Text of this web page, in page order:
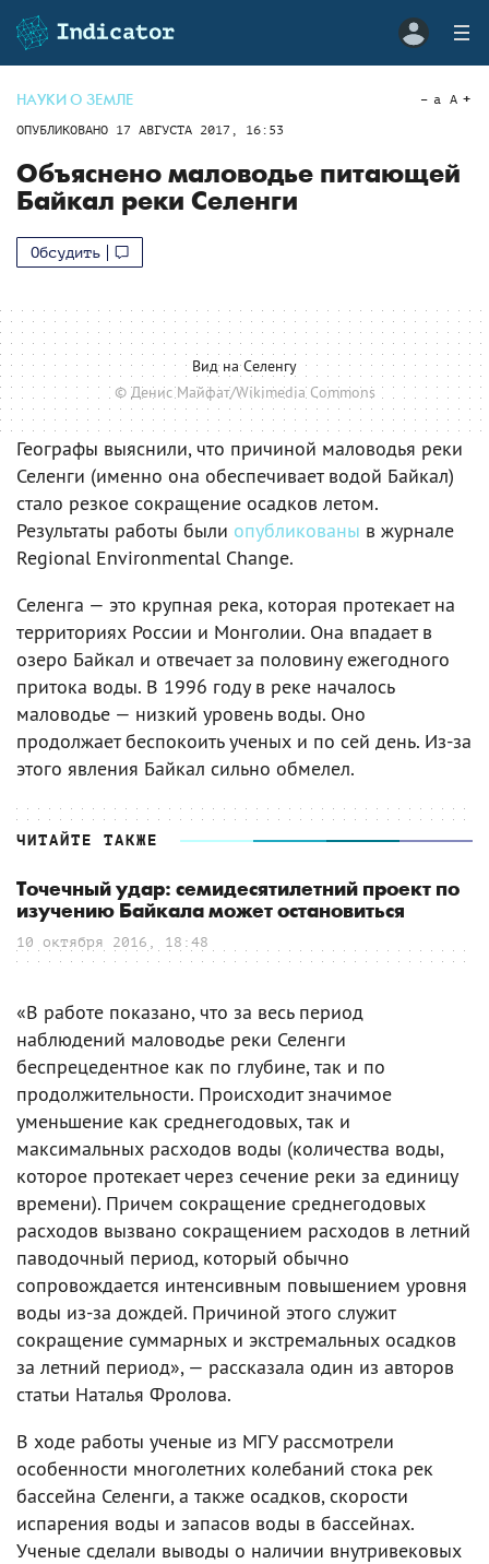
НАУКИ О ЗЕМЛЕ
ОПУБЛИКОВАНО 17 АВГУСТА 2017, 16:53
a A
Объяснено маловодье питающей
Байкал реки Селенги
Обсудить
Вид на Селенгу
© Денис Майфат/Wikimedia Commons
Географы выяснили, что причиной маловодья реки
Селенги (именно она обеспечивает водой Байкал)
стало резкое сокращение осадков летом.
Результаты работы были опубликованы в журнале
Regional Environmental Change.
Селенга — это крупная река, которая протекает на
территориях России и Монголии. Она впадает в
озеро Байкал и отвечает за половину ежегодного
притока воды. В 1996 году в реке началось
маловодье — низкий уровень воды. Оно
продолжает беспокоить ученых и по сей день. Из-за
этого явления Байкал сильно обмелел.
ЧИТАЙТЕ ТАКЖЕ
Точечный удар: семидесятилетний проект по
изучению Байкала может остановиться
10 октября 2016, 18:48
«В работе показано, что за весь период
наблюдений маловодье реки Селенги
беспрецедентное как по глубине, так и по
продолжительности. Происходит значимое
уменьшение как среднегодовых, так и
максимальных расходов воды (количества воды,
которое протекает через сечение реки за единицу
времени). Причем сокращение среднегодовых
расходов вызвано сокращением расходов в летний
паводочный период, который обычно
сопровождается интенсивным повышением уровня
воды из-за дождей. Причиной этого служит
сокращение суммарных и экстремальных осадков
за летний период», — рассказала один из авторов
статьи Наталья Фролова.
В ходе работы ученые из МГУ рассмотрели
особенности многолетних колебаний стока рек
бассейна Селенги, а также осадков, скорости
испарения воды и запасов воды в бассейнах.
Ученые сделали выводы о наличии внутривековых